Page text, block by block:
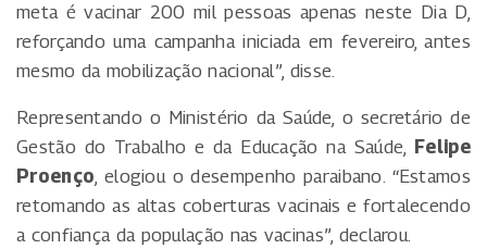
meta é vacinar 200 mil pessoas apenas neste Dia D,
reforçando uma campanha iniciada em fevereiro, antes
mesmo da mobilização nacional”, disse.
Representando o Ministério da Saúde, o secretário de
Gestão do Trabalho e da Educação na Saúde, Felipe
Proenço, elogiou o desempenho paraibano. “Estamos
retomando as altas coberturas vacinais e fortalecendo
a confiança da população nas vacinas”, declarou.